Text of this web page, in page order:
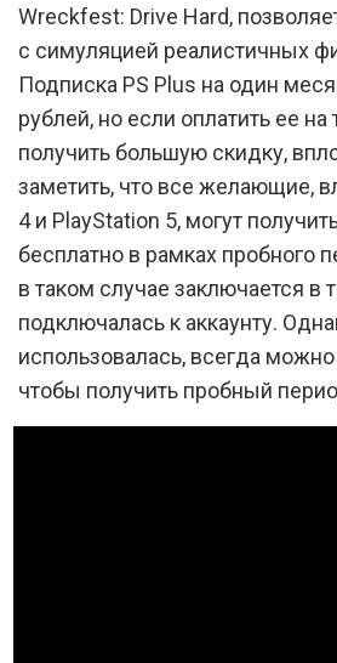
Wreckfest: Drive Hard,
с симуляцией реалистичных
Подписка PS Plus на один
рублей, но если оплатить ее
получить большую скидку,
заметить, что все желающие,
4 и PlayStation 5, могут
бесплатно в рамках пробного
в таком случае заключается в
подключалась к аккаунту.
использовалась, всегда
чтобы получить пробный